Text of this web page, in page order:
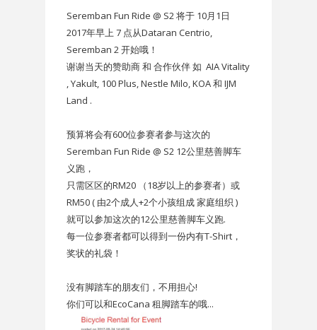
Seremban Fun Ride @ S2 将于 10月1日
2017年早上 7 点从Dataran Centrio,
Seremban 2 开始哦！
谢谢当天的赞助商 和 合作伙伴 如 AIA Vitality
, Yakult, 100 Plus, Nestle Milo, KOA 和 IJM
Land .
预算将会有600位参赛者参与这次的
Seremban Fun Ride @ S2 12公里慈善脚车
义跑，
只需区区的RM20 （18岁以上的参赛者）或
RM50 ( 由2个成人+2个小孩组成 家庭组织 )
就可以参加这次的12公里慈善脚车义跑.
每一位参赛者都可以得到一份内有T-Shirt，
奖状的礼袋！
没有脚踏车的朋友们，不用担心!
你们可以和EcoCana 租脚踏车的哦...